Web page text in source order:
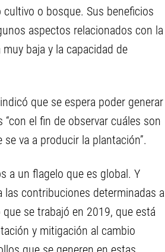
o bosque. Sus beneficios
aspectos relacionados con la
baja y la capacidad de
que se espera poder generar
el fin de observar cuáles son
va a producir la plantación”.
a un flagelo que es global. Y
contribuciones determinadas a
se trabajó en 2019, que está
y mitigación al cambio